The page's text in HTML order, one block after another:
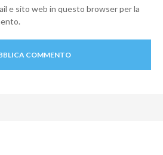
e sito web in questo browser per la